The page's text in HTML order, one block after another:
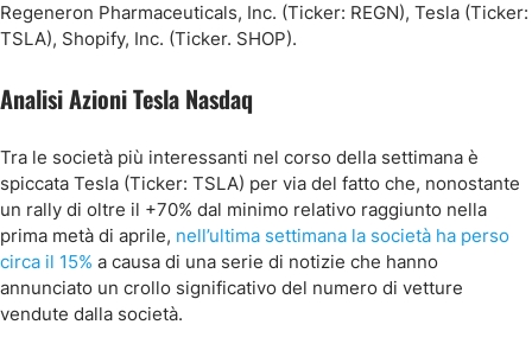
Regeneron Pharmaceuticals, Inc. (Ticker: REGN), Tesla (Ticker:
TSLA), Shopify, Inc. (Ticker. SHOP).
Analisi Azioni Tesla Nasdaq
Tra le società più interessanti nel corso della settimana è
spiccata Tesla (Ticker: TSLA) per via del fatto che, nonostante
un rally di oltre il +70% dal minimo relativo raggiunto nella
prima metà di aprile, nell’ultima settimana la società ha perso
circa il 15% a causa di una serie di notizie che hanno
annunciato un crollo significativo del numero di vetture
vendute dalla società.